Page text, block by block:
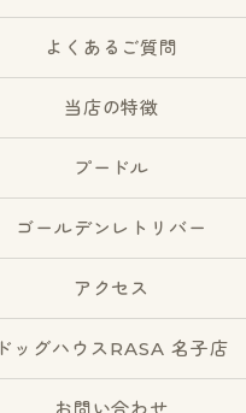
よくあるご質問
当店の特徴
プードル
ゴールデンレトリバー
アクセス
ドッグハウスRASA 名子店